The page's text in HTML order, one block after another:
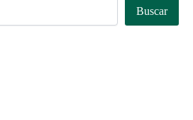
Buscar